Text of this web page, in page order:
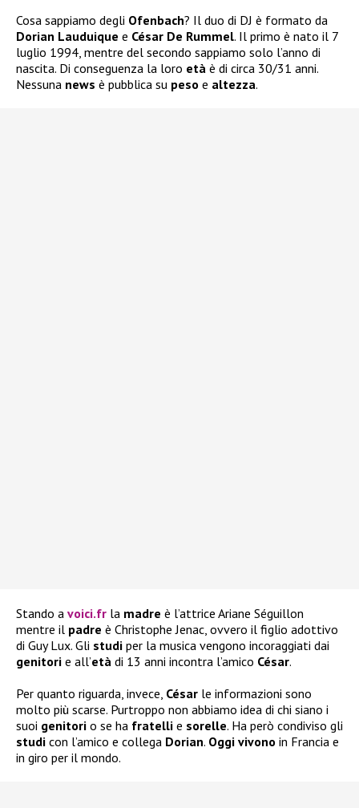
Cosa sappiamo degli Ofenbach? Il duo di DJ è formato da
Dorian Lauduique e César De Rummel. Il primo è nato il 7
luglio 1994, mentre del secondo sappiamo solo l’anno di
nascita. Di conseguenza la loro età è di circa 30/31 anni.
Nessuna news è pubblica su peso e altezza.
Stando a voici.fr la madre è l’attrice Ariane Séguillon
mentre il padre è Christophe Jenac, ovvero il figlio adottivo
di Guy Lux. Gli studi per la musica vengono incoraggiati dai
genitori e all’età di 13 anni incontra l’amico César.
Per quanto riguarda, invece, César le informazioni sono
molto più scarse. Purtroppo non abbiamo idea di chi siano i
suoi genitori o se ha fratelli e sorelle. Ha però condiviso gli
studi con l’amico e collega Dorian. Oggi vivono in Francia e
in giro per il mondo.